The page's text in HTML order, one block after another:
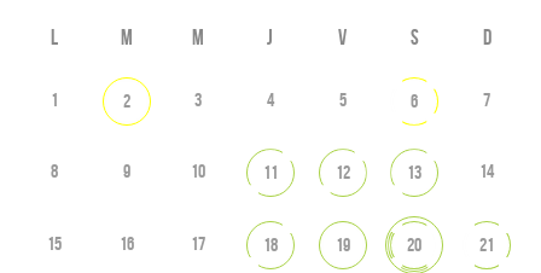
L M M J V S D
1 2 3 4 5 6 7
8 9 10 11 12 13 14
15 16 17 18 19 20 21